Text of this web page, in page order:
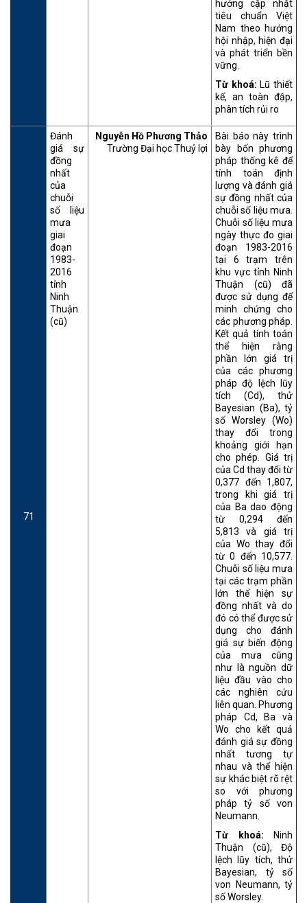
hướng cập nhật
tiêu chuẩn Việt
Nam theo hướng
hội nhập, hiện đại
và phát triển bền
vững.
Từ khoá: Lũ thiết
kế, an toàn đập,
phân tích rủi ro
71
Đánh
giá sự
đồng
nhất
của
chuỗi
số liệu
mưa
giai
đoạn
1983-
2016
tỉnh
Ninh
Thuận
(cũ)
Nguyễn Hồ Phương Thảo
Trường Đại học Thuỷ lợi
Bài báo này trình
bày bốn phương
pháp thống kê để
tính toán định
lượng và đánh giá
sự đồng nhất của
chuỗi số liệu mưa.
Chuỗi số liệu mưa
ngày thực đo giai
đoạn 1983-2016
tại 6 trạm trên
khu vực tỉnh Ninh
Thuận (cũ) đã
được sử dụng để
minh chứng cho
các phương pháp.
Kết quả tính toán
thể hiện rằng
phần lớn giá trị
của các phương
pháp độ lệch lũy
tích (Cd), thử
Bayesian (Ba), tỷ
số Worsley (Wo)
thay đổi trong
khoảng giới hạn
cho phép. Giá trị
của Cd thay đổi từ
0,377 đến 1,807,
trong khi giá trị
của Ba dao động
từ 0,294 đến
5,813 và giá trị
của Wo thay đổi
từ 0 đến 10,577.
Chuỗi số liệu mưa
tại các trạm phần
lớn thể hiện sự
đồng nhất và do
đó có thể được sử
dụng cho đánh
giá sự biến động
của mưa cũng
như là nguồn dữ
liệu đầu vào cho
các nghiên cứu
liên quan. Phương
pháp Cd, Ba và
Wo cho kết quả
đánh giá sự đồng
nhất tương tự
nhau và thể hiện
sự khác biệt rõ rệt
so với phương
pháp tỷ số von
Neumann.
Từ khoá: Ninh
Thuận (cũ), Độ
lệch lũy tích, thử
Bayesian, tỷ số
von Neumann, tỷ
số Worsley.